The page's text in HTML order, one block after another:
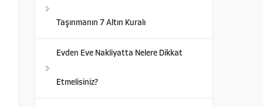
Taşınmanın 7 Altın Kuralı
Evden Eve Nakliyatta Nelere Dikkat
Etmelisiniz?